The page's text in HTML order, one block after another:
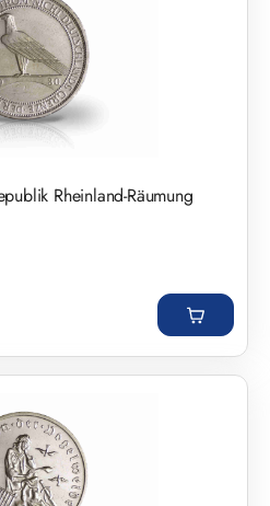
Rheinland-Räumung